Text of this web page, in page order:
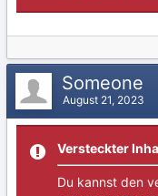
Someone
August 21, 2023
Versteckter
Du kannst den